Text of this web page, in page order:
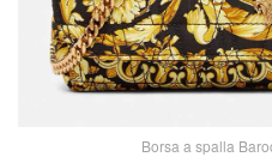
Borsa a spalla